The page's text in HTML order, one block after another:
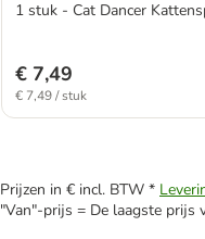
1 stuk - Cat Dancer
€ 7,49
€ 7,49 / stuk
Prijzen in € incl. BTW *
"Van"-prijs = De laagste prijs